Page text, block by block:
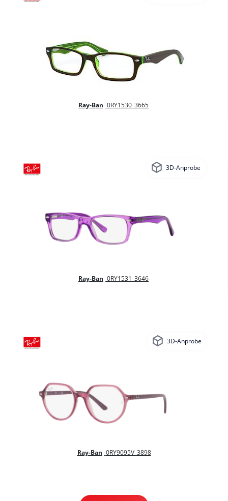
Ray-Ban 0RY1530_3665
Ray-Ban 0RY1531_3646
3D-Anprobe
Ray-Ban 0RY9095V_3898
3D-Anprobe